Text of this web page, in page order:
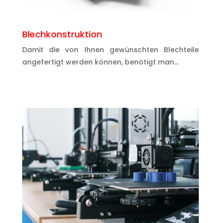
Blechkonstruktion
Damit die von Ihnen gewünschten Blechteile
angefertigt werden können, benötigt man…